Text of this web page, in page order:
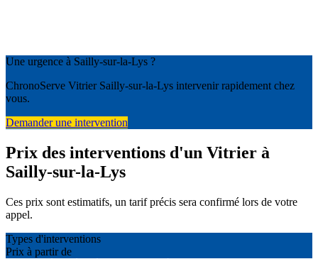
Une urgence à Sailly-sur-la-Lys ?
ChronoServe Vitrier Sailly-sur-la-Lys intervenir rapidement chez
vous.
Demander une intervention
Prix des interventions d'un Vitrier à
Sailly-sur-la-Lys
Ces prix sont estimatifs, un tarif précis sera confirmé lors de votre
appel.
Types d'interventions
Prix à partir de